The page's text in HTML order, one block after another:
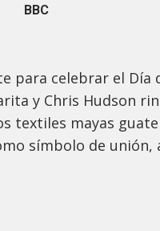
BBC
para celebrar el Día
y Chris Hudson
textiles mayas
símbolo de unión,